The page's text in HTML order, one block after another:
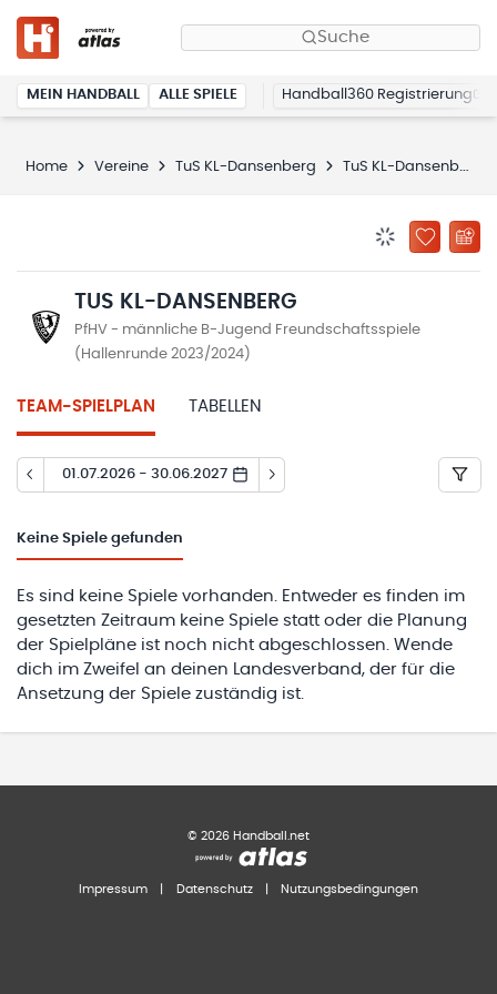
Suche
MEIN HANDBALL ALLE SPIELE Handball360 Registrierung
Home Vereine TuS KL-Dansenberg TuS KL-Dansenberg
ZU
TUS KL-DANSENBERG
PfHV - männliche B-Jugend Freundschaftsspiele
(Hallenrunde 2023/2024)
TEAM-SPIELPLAN TABELLEN
01.07.2026 - 30.06.2027
Keine Spiele gefunden
Es sind keine Spiele vorhanden. Entweder es finden im
gesetzten Zeitraum keine Spiele statt oder die Planung
der Spielpläne ist noch nicht abgeschlossen. Wende
dich im Zweifel an deinen Landesverband, der für die
Ansetzung der Spiele zuständig ist.
© 2026 Handball.net
Impressum Datenschutz Nutzungsbedingungen